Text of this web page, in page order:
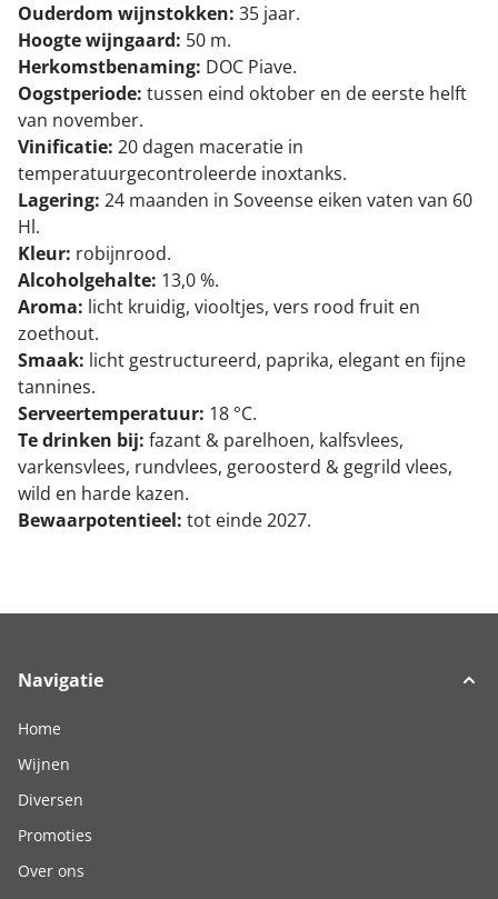
Ouderdom wijnstokken: 35 jaar.
Hoogte wijngaard: 50 m.
Herkomstbenaming: DOC Piave.
Oogstperiode: tussen eind oktober en de eerste helft
van november.
Vinificatie: 20 dagen maceratie in
temperatuurgecontroleerde inoxtanks.
Lagering: 24 maanden in Soveense eiken vaten van 60
Hl.
Kleur: robijnrood.
Alcoholgehalte: 13,0 %.
Aroma: licht kruidig, viooltjes, vers rood fruit en
zoethout.
Smaak: licht gestructureerd, paprika, elegant en fijne
tannines.
Serveertemperatuur: 18 °C.
Te drinken bij: fazant & parelhoen, kalfsvlees,
varkensvlees, rundvlees, geroosterd & gegrild vlees,
wild en harde kazen.
Bewaarpotentieel: tot einde 2027.
Navigatie
Home
Wijnen
Diversen
Promoties
Over ons